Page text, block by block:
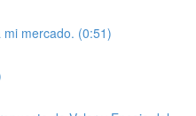
mercado. (0:51)